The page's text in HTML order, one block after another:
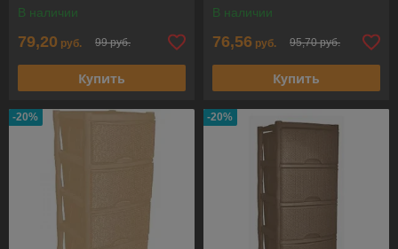
В наличии
79,20 руб. 99 руб.
Купить
В наличии
76,56 руб. 95,70 руб.
Купить
-20% -20%